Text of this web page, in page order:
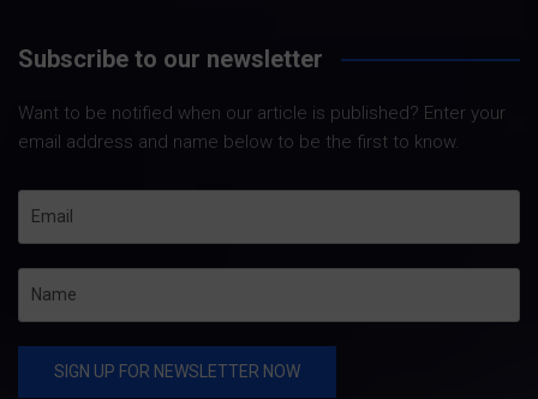
Subscribe to our newsletter
Want to be notified when our article is published? Enter your
email address and name below to be the first to know.